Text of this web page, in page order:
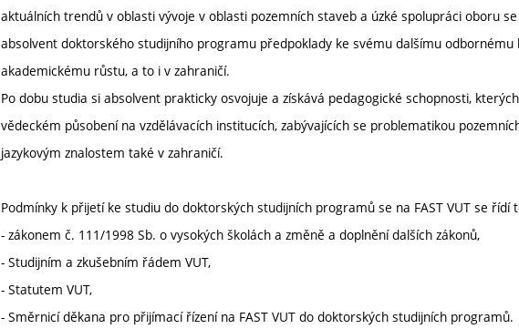
aktuálních trendů v oblasti vývoje v oblasti pozemních staveb a úzké spolupráci oboru
absolvent doktorského studijního programu předpoklady ke svému dalšímu
akademickému růstu, a to i v zahraničí.
Po dobu studia si absolvent prakticky osvojuje a získává pedagogické schopnosti,
vědeckém působení na vzdělávacích institucích, zabývajících se problematikou
jazykovým znalostem také v zahraničí.
Podmínky k přijetí ke studiu do doktorských studijních programů se na FAST VUT se řídí
- zákonem č. 111/1998 Sb. o vysokých školách a změně a doplnění dalších zákonů,
- Studijním a zkušebním řádem VUT,
- Statutem VUT,
- Směrnicí děkana pro přijímací řízení na FAST VUT do doktorských studijních programů.